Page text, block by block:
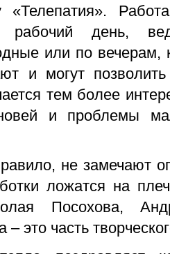
«Телепатия».
рабочий день,
или по вечерам,
и могут
тем более
и проблемы
не замечают
ложатся на
Посохова,
это часть